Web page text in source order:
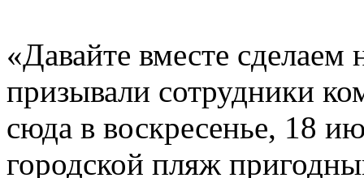
«Давайте вместе
призывали сотрудники
сюда в воскресенье, 18
городской пляж